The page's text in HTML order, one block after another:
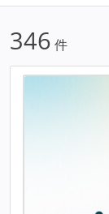
346 件